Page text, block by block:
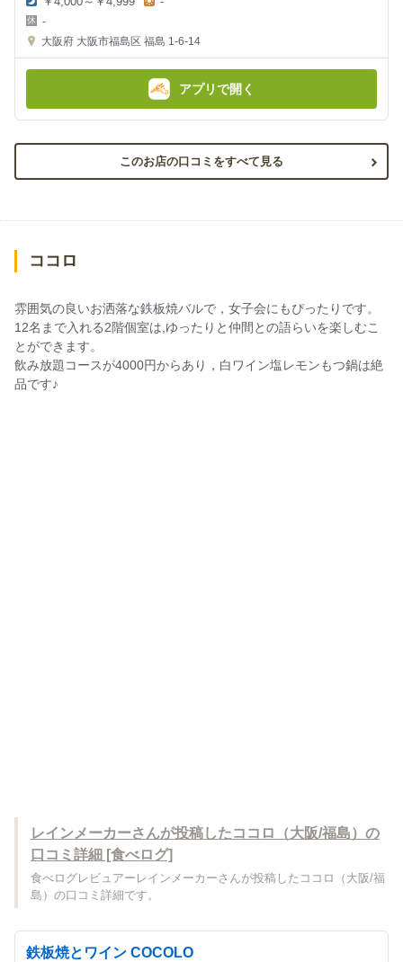
夜
の
金
金
額
-
大阪府 大阪市福島区 福島 1-6-14
アプリで開く
このお店の口コミをすべて見る
ココロ
雰囲気の良いお洒落な鉄板焼バルで，女子会にもぴったりです。
12名まで入れる2階個室は,ゆったりと仲間との語らいを楽しむこ
とができます。
飲み放題コースが4000円からあり，白ワイン塩レモンもつ鍋は絶
品です♪
レインメーカーさんが投稿したココロ（大阪/福島）の
口コミ詳細 [食べログ]
食べログレビュアーレインメーカーさんが投稿したココロ（大阪/福
島）の口コミ詳細です。
鉄板焼とワイン COCOLO